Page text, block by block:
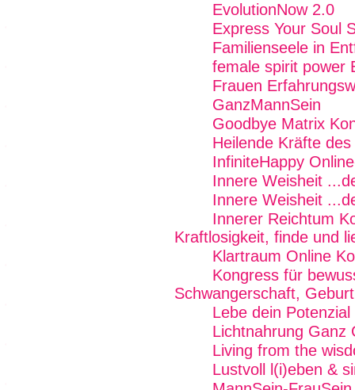
EvolutionNow 2.0
Express Your Soul
Familienseele in
female spirit power
Frauen
GanzMannSein
Goodbye Matrix
Heilende Kräfte des
InfiniteHappy
Innere Weisheit
Innere Weisheit
Innerer Reichtum
Kraftlosigkeit, finde und
Klartraum Online
Kongress für
Schwangerschaft,
Lebe dein Potenzial
Lichtnahrung Ganz
Living from the
Lustvoll l(i)eben &